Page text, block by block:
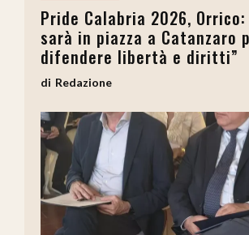
Pride Calabria 2026, Orrico:
sarà in piazza a Catanzaro
difendere libertà e diritti”
Redazione